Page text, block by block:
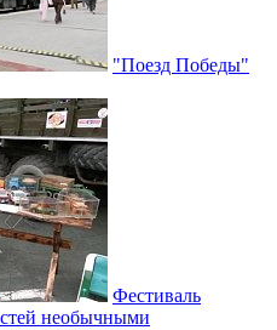
"Поезд Победы"
Фестиваль
необычными